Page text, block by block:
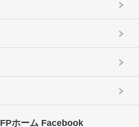
FPホーム Facebook